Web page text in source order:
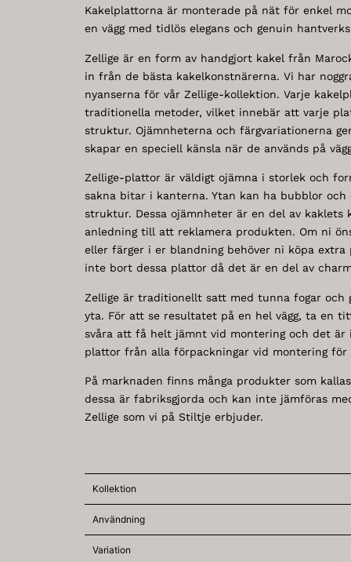
Kakelplattorna är monterade på nät för enkel
en vägg med tidlös elegans och genuin
Zellige är en form av handgjort kakel från
in från de bästa kakelkonstnärerna. Vi har
nyanserna för vår Zellige-kollektion. Varje
traditionella metoder, vilket innebär att varje
struktur. Ojämnheterna och färgvariationerna
skapar en speciell känsla när de används på
Zellige-plattor är väldigt ojämna i storlek och
sakna bitar i kanterna. Ytan kan ha bubblor
struktur. Dessa ojämnheter är en del av kaklets
anledning till att reklamera produkten. Om ni
eller färger i er blandning behöver ni köpa
inte bort dessa plattor då det är en del av
Zellige är traditionellt satt med tunna fogar och
yta. För att se resultatet på en hel vägg, ta en
svåra att få helt jämnt vid montering och det är
plattor från alla förpackningar vid montering för
På marknaden finns många produkter som
dessa är fabriksgjorda och kan inte jämföras
Zellige som vi på Stiltje erbjuder.
Kollektion
Användning
Variation